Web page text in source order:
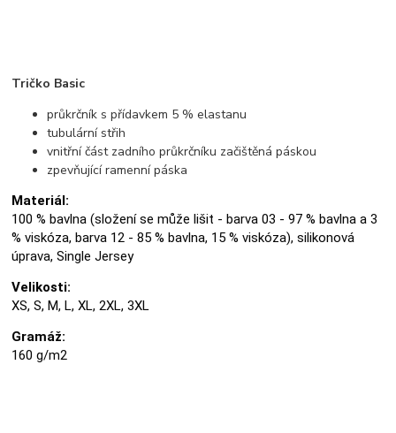
Tričko Basic
průkrčník s přídavkem 5 % elastanu
tubulární střih
vnitřní část zadního průkrčníku začištěná páskou
zpevňující ramenní páska
Materiál:
100 % bavlna (složení se může lišit - barva 03 - 97 % bavlna a 3
% viskóza, barva 12 - 85 % bavlna, 15 % viskóza), silikonová
úprava, Single Jersey
Velikosti:
XS, S, M, L, XL, 2XL, 3XL
Gramáž:
160 g/m2